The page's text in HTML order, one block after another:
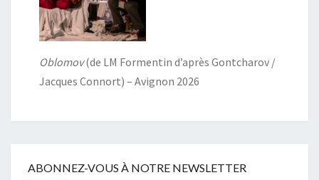
Oblomov(de LM Formentin d’après Gontcharov /
Jacques Connort) – Avignon 2026
ABONNEZ-VOUS À NOTRE NEWSLETTER